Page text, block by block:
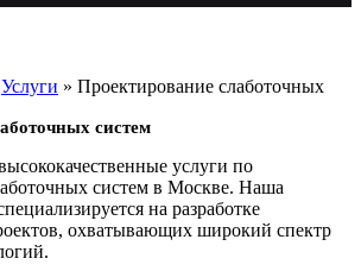
Услуги » Проектирование слаботочных
систем
услуги по
систем в Москве. Наша
на разработке
охватывающих широкий спектр